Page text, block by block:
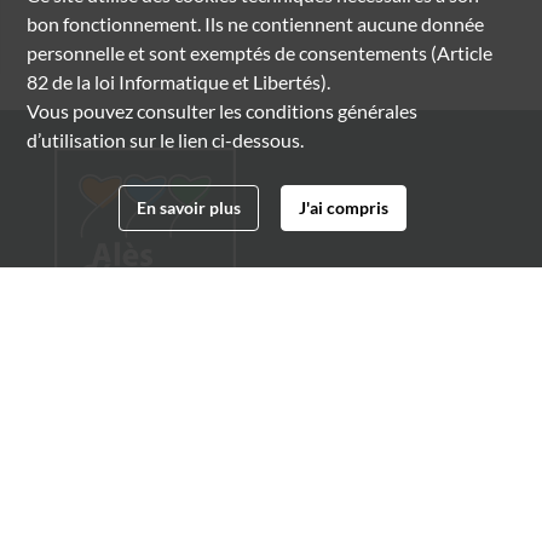
bon fonctionnement. Ils ne contiennent aucune donnée
personnelle et sont exemptés de consentements (Article
82 de la loi Informatique et Libertés).
Vous pouvez consulter les conditions générales
d’utilisation sur le lien ci-dessous.
En savoir plus J'ai compris